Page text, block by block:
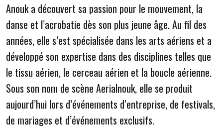
Anouk a découvert sa passion pour le mouvement, la
danse et l’acrobatie dès son plus jeune âge. Au fil des
années, elle s’est spécialisée dans les arts aériens et a
développé son expertise dans des disciplines telles que
le tissu aérien, le cerceau aérien et la boucle aérienne.
Sous son nom de scène Aerialnouk, elle se produit
aujourd’hui lors d’événements d’entreprise, de festivals,
de mariages et d’événements exclusifs.